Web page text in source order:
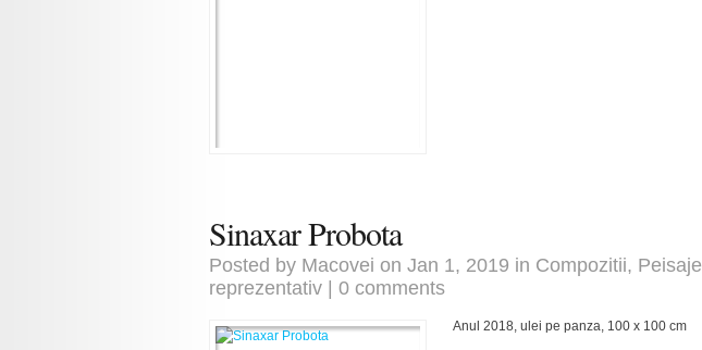
Sinaxar Probota
Posted by Macovei on Jan 1, 2019 in Compozitii, Peisaje
reprezentativ
0 comments
Anul 2018, ulei pe panza, 100 x 100 cm